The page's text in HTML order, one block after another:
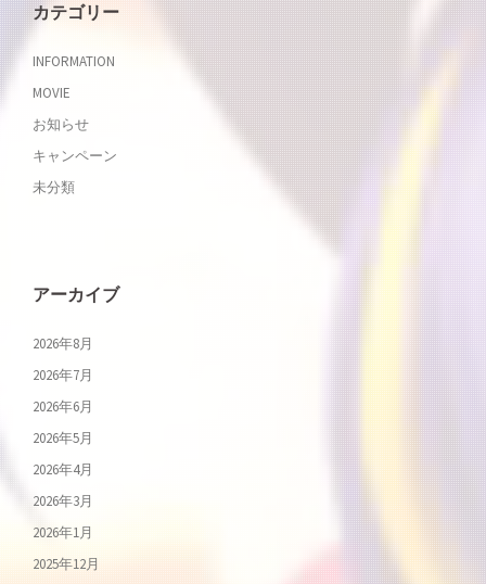
カテゴリー
INFORMATION
MOVIE
お知らせ
キャンペーン
未分類
アーカイブ
2026年8月
2026年7月
2026年6月
2026年5月
2026年4月
2026年3月
2026年1月
2025年12月